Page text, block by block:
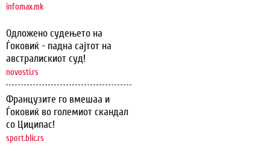
infomax.mk
Одложено судењето на
Ѓоковиќ - падна сајтот на
австралискиот суд!
novosti.rs
Французите го вмешаа и
Ѓоковиќ во големиот скандал
со Циципас!
sport.blic.rs